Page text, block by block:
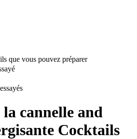
que vous pouvez préparer
la cannelle and
Cocktails